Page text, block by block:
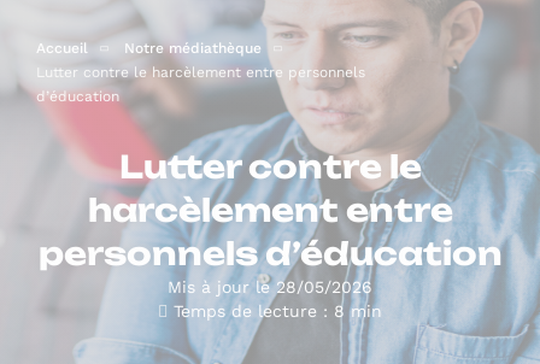
Accueil
Notre médiathèque
Lutter contre le harcèlement entre personnels
d’éducation
Lutter contre le
harcèlement entre
personnels d’éducation
Mis à jour le 28/05/2026
Temps de lecture : 8 min